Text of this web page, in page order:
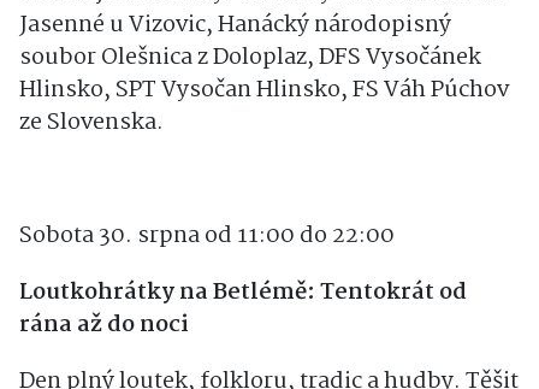
Účinkující soubory: Valašský soubor Portáš z
Jasenné u Vizovic, Hanácký národopisný
soubor Olešnica z Doloplaz, DFS Vysočánek
Hlinsko, SPT Vysočan Hlinsko, FS Váh Púchov
Sobota 30. srpna od 11:00 do 22:00
Loutkohrátky na Betlémě: Tentokrát od
rána až do noci